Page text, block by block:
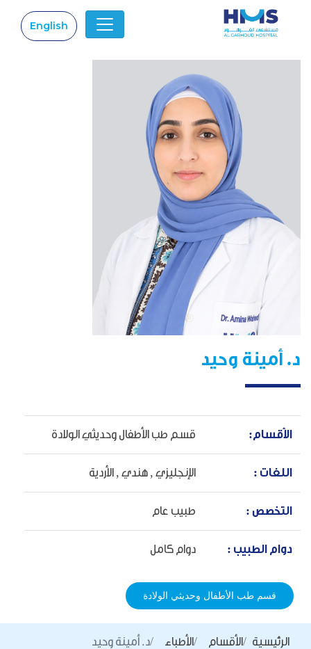
English
د. أمينة وحيد
الأقسام: قسم طب الأطفال وحديثي الولادة
اللغات : الإنجليزي , هندي , الأردية
التخصص : طبيب عام
دوام الطبيب : دوام كامل
قسم طب الأطفال وحديثي الولادة
الرئيسية الأقسام الأطباء د. أمينة وحيد